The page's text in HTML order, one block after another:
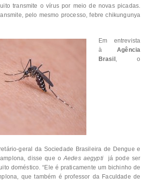
transmite o vírus por meio de novas picadas.
pelo mesmo processo, febre chikungunya
Em entrevista
àAgência
Brasil , o
geral da Sociedade Brasileira de Dengue e
disse que oAedes aegypti
já pode ser
doméstico. “Ele é praticamente um bichinho de
que também é professor da Faculdade de